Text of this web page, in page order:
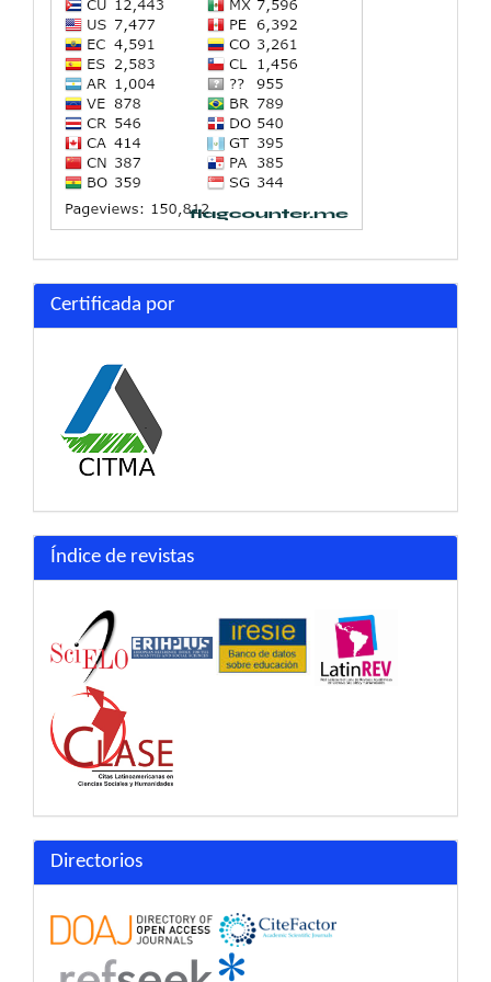
Certificada por
Índice de revistas
Directorios